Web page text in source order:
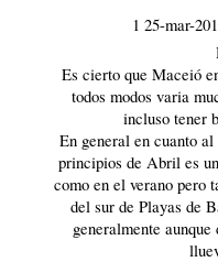
1 25-mar-
Es cierto que Maceió
todos modos varia
incluso tener
En general en cuanto al
principios de Abril es
como en el verano pero
del sur dePlayas de
generalmente